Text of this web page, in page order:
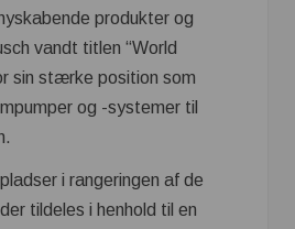
produkter og
vandt titlen “World
sin stærke position som
og -systemer til
i rangeringen af de
tildeles i henhold til en